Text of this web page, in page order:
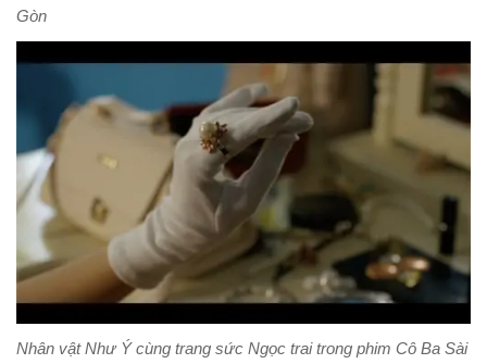
Gòn
Nhân vật Như Ý cùng trang sức Ngọc trai trong phim Cô Ba Sài